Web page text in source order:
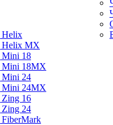
Helix
Helix MX
Mini 18
Mini 18MX
Mini 24
Mini 24MX
Zing 16
Zing 24
FiberMark